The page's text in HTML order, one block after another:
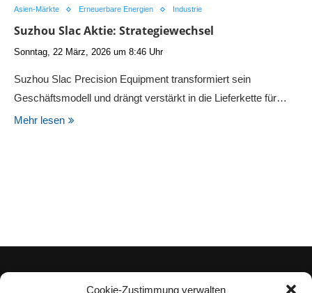
Cookie-Zustimmung verwalten
Asien-Märkte Erneuerbare Energien Industrie
Suzhou Slac Aktie: Strategiewechsel
Sonntag, 22 März, 2026 um 8:46 Uhr
Suzhou Slac Precision Equipment transformiert sein
Geschäftsmodell und drängt verstärkt in die Lieferkette für…
Mehr lesen